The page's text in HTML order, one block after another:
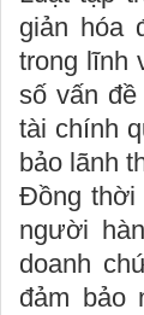
giản hóa
trong lĩnh
số vấn
tài chính
bảo lãnh
Đồng thời
người
doanh
đảm bảo